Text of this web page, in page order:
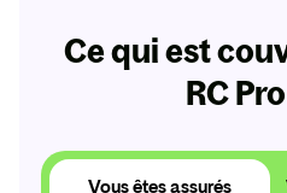
ne couvre pas !
Obtenir
Obtenir
Ce qui est
RC
Vous êtes assurés